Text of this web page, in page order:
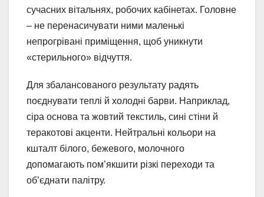
сучасних вітальнях, робочих кабінетах. Головне
– не перенасичувати ними маленькі
непрогрівані приміщення, щоб уникнути
«стерильного» відчуття.
Для збалансованого результату радять
поєднувати теплі й холодні барви. Наприклад,
сіра основа та жовтий текстиль, сині стіни й
теракотові акценти. Нейтральні кольори на
кшталт білого, бежевого, молочного
допомагають пом’якшити різкі переходи та
об’єднати палітру.